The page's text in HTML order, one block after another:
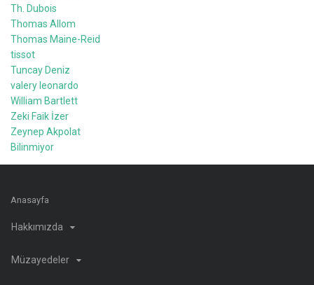
Th. Dubois
Thomas Allom
Thomas Maine-Reid
tissot
Tuncay Deniz
valery leonardo
William Bartlett
Zeki Faik İzer
Zeynep Akpolat
Bilinmiyor
Anasayfa
Hakkımızda
Müzayedeler